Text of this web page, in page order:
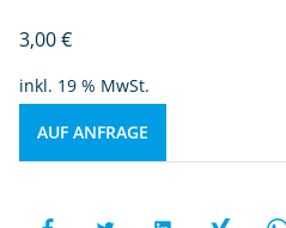
3,00€
inkl. 19 % MwSt.
AUF ANFRAGE